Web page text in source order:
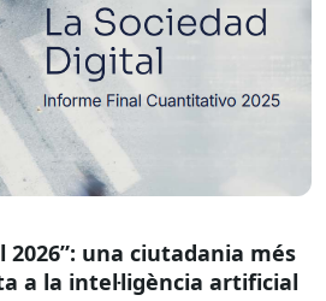
2026”: una ciutadania més
a la intel·ligència artificial